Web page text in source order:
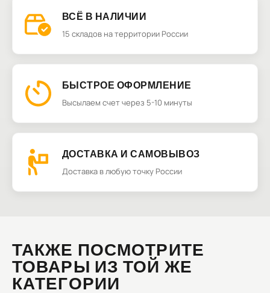
ВСЁ В НАЛИЧИИ
15 складов на территории России
БЫСТРОЕ ОФОРМЛЕНИЕ
Высылаем счет через 5-10 минуты
ДОСТАВКА И САМОВЫВОЗ
Доставка в любую точку России
ТАКЖЕ ПОСМОТРИТЕ
ТОВАРЫ ИЗ ТОЙ ЖЕ
КАТЕГОРИИ